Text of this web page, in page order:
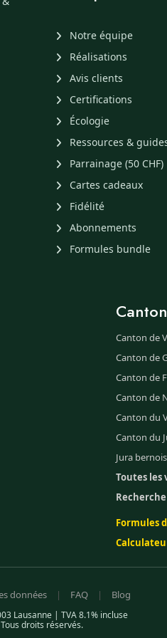
Notre équipe
Réalisations
Avis clients
Certifications
Écologie
Ressources &
Parrainage (50 CHF)
Cartes cadeaux
Fidélité
Abonnements
Formules bundle
Canton de
Canton de
Canton de
Canton de
Canton du
Canton du
Jura bernois
Toutes les
Formules
données | FAQ | Blog
Lausanne | TVA 8.1% incluse
droits réservés.